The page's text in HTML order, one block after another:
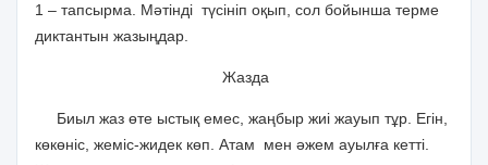
1 – тапсырма. Мәтінді түсініп оқып, сол бойынша терме
диктантын жазыңдар.
Жазда
Биыл жаз өте ыстық емес, жаңбыр жиі жауып тұр. Егін,
көкөніс, жеміс-жидек көп. Атам мен әжем ауылға кетті.